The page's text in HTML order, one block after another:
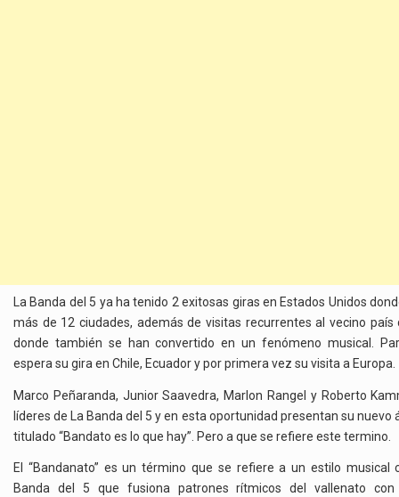
La Banda del 5 ya ha tenido 2 exitosas giras en Estados Unidos
más de 12 ciudades, además de visitas recurrentes al vecino país
donde también se han convertido en un fenómeno musical.
espera su gira en Chile, Ecuador y por primera vez su visita a Europa.
Marco Peñaranda, Junior Saavedra, Marlon Rangel y Roberto
líderes de La Banda del 5 y en esta oportunidad presentan su nuevo
titulado “Bandato es lo que hay”. Pero a que se refiere este termino.
El “Bandanato” es un término que se refiere a un estilo musical
Banda del 5 que fusiona patrones rítmicos del vallenato